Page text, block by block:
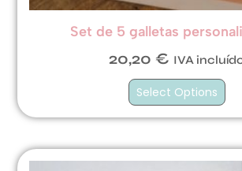
Set de 5 galletas
20,20 € IVA
Select Options